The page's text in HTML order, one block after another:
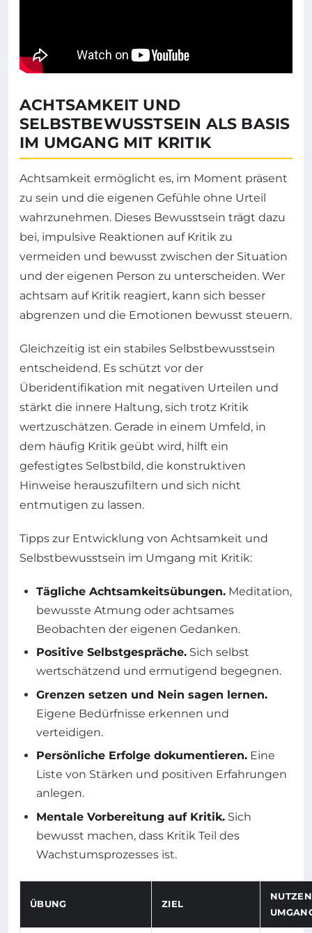
ACHTSAMKEIT UND
SELBSTBEWUSSTSEIN ALS BASIS
IM UMGANG MIT KRITIK
Achtsamkeit ermöglicht es, im Moment präsent
zu sein und die eigenen Gefühle ohne Urteil
wahrzunehmen. Dieses Bewusstsein trägt dazu
bei, impulsive Reaktionen auf Kritik zu
vermeiden und bewusst zwischen der Situation
und der eigenen Person zu unterscheiden. Wer
achtsam auf Kritik reagiert, kann sich besser
abgrenzen und die Emotionen bewusst steuern.
Gleichzeitig ist ein stabiles Selbstbewusstsein
entscheidend. Es schützt vor der
Überidentifikation mit negativen Urteilen und
stärkt die innere Haltung, sich trotz Kritik
wertzuschätzen. Gerade in einem Umfeld, in
dem häufig Kritik geübt wird, hilft ein
gefestigtes Selbstbild, die konstruktiven
Hinweise herauszufiltern und sich nicht
entmutigen zu lassen.
Tipps zur Entwicklung von Achtsamkeit und
Selbstbewusstsein im Umgang mit Kritik:
Tägliche Achtsamkeitsübungen. Meditation,
bewusste Atmung oder achtsames
Beobachten der eigenen Gedanken.
Positive Selbstgespräche. Sich selbst
wertschätzend und ermutigend begegnen.
Grenzen setzen und Nein sagen lernen.
Eigene Bedürfnisse erkennen und
verteidigen.
Persönliche Erfolge dokumentieren. Eine
Liste von Stärken und positiven Erfahrungen
anlegen.
Mentale Vorbereitung auf Kritik. Sich
bewusst machen, dass Kritik Teil des
Wachstumsprozesses ist.
ÜBUNG ZIEL